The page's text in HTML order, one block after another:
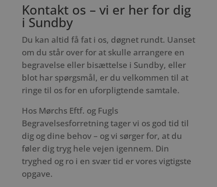
Kontakt os – vi er her for dig
i Sundby
Du kan altid få fat i os, døgnet rundt. Uanset
om du står over for at skulle arrangere en
begravelse eller bisættelse i Sundby, eller
blot har spørgsmål, er du velkommen til at
ringe til os for en uforpligtende samtale.
Hos Mørchs Eftf. og Fugls
Begravelsesforretning tager vi os god tid til
dig og dine behov – og vi sørger for, at du
føler dig tryg hele vejen igennem. Din
tryghed og ro i en svær tid er vores vigtigste
opgave.